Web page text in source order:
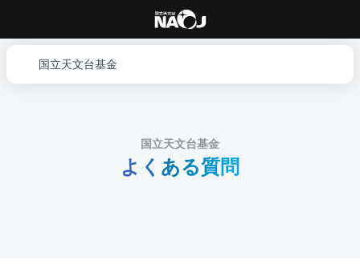
国立天文台基金
国立天文台基金
よくある質問